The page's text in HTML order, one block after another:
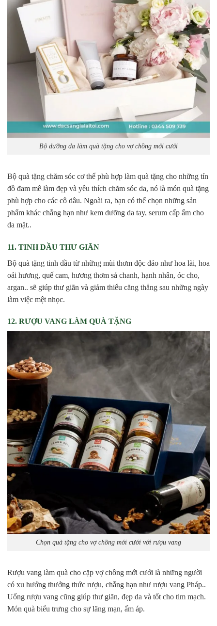
Bộ dưỡng da làm quà tặng cho vợ chồng mới cưới
Bộ quà tặng chăm sóc cơ thể phù hợp làm quà tặng cho những tín
đồ đam mê làm đẹp và yêu thích chăm sóc da, nó là món quà tặng
phù hợp cho các cô dâu. Ngoài ra, bạn có thể chọn những sản
phẩm khác chẳng hạn như kem dưỡng da tay, serum cấp ẩm cho
da mặt..
11. TINH DẦU THƯ GIÃN
Bộ quà tặng tinh dầu từ những mùi thơm độc đáo như hoa lài, hoa
oải hương, quế cam, hương thơm sả chanh, hạnh nhân, óc cho,
argan.. sẽ giúp thư giãn và giảm thiểu căng thẳng sau những ngày
làm việc mệt nhọc.
12. RƯỢU VANG LÀM QUÀ TẶNG
Chọn quà tặng cho vợ chồng mới cưới với rượu vang
Rượu vang làm quà cho cặp vợ chồng mới cưới là những người
có xu hướng thưởng thức rượu, chẳng hạn như rượu vang Pháp..
Uống rượu vang cũng giúp thư giãn, đẹp da và tốt cho tim mạch.
Món quà biểu trưng cho sự lãng mạn, ấm áp.